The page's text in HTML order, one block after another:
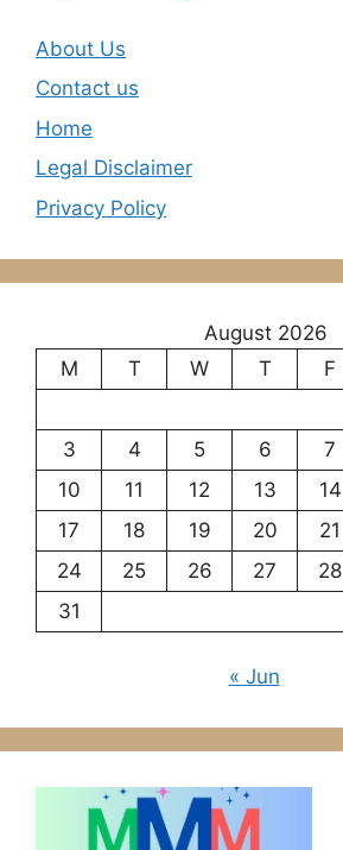
About Us
Contact us
Home
Legal Disclaimer
Privacy Policy
August 2026
M
T W T F
3
4 5 6 7
10
11 12 13 14
17
18 19 20 21
24
25 26 27 28
31
« Jun